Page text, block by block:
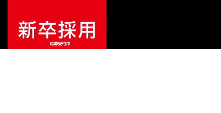
販売価格¥1,584（税込）